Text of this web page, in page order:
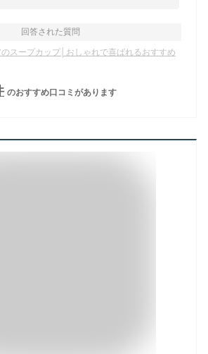
回答された質問
スープカップ│おしゃれで喜ばれるおすすめ
のおすすめ口コミがあります